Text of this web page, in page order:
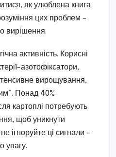
як улюблена книга
цих проблем –
вирішення.
активність. Корисні
азотофіксатори,
вирощування,
Понад 40%
картоплі потребують
щоб уникнути
ігноруйте ці сигнали –
увагу.